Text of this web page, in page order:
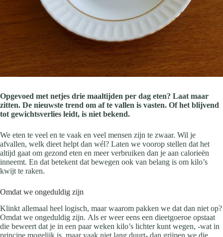
Opgevoed met netjes drie maaltijden per dag eten? Laat maar
zitten. De nieuwste trend om af te vallen is vasten. Of het blijvend
tot gewichtsverlies leidt, is niet bekend.
We eten te veel en te vaak en veel mensen zijn te zwaar. Wil je
afvallen, welk dieet helpt dan wél? Laten we voorop stellen dat het
altijd gaat om gezond eten en meer verbruiken dan je aan calorieën
inneemt. En dat betekent dat bewegen ook van belang is om kilo’s
kwijt te raken.
Omdat we ongeduldig zijn
Klinkt allemaal heel logisch, maar waarom pakken we dat dan niet op?
Omdat we ongeduldig zijn. Als er weer eens een dieetgoeroe opstaat
die beweert dat je in een paar weken kilo’s lichter kunt wegen, -wat in
principe mogelijk is, maar vaak niet lang duurt- dan grijpen we die